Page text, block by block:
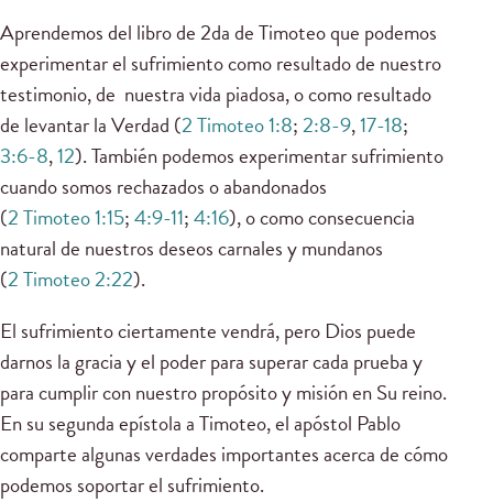
Aprendemos del libro de 2da de Timoteo que podemos
experimentar el sufrimiento como resultado de nuestro
testimonio, de nuestra vida piadosa, o como resultado
de levantar la Verdad (2 Timoteo 1:8;2:8-9,17-18;
3:6-8,12). También podemos experimentar sufrimiento
cuando somos rechazados o abandonados
(2 Timoteo 1:15;4:9-11;4:16), o como consecuencia
natural de nuestros deseos carnales y mundanos
(2 Timoteo 2:22).
El sufrimiento ciertamente vendrá, pero Dios puede
darnos la gracia y el poder para superar cada prueba y
para cumplir con nuestro propósito y misión en Su reino.
En su segunda epístola a Timoteo, el apóstol Pablo
comparte algunas verdades importantes acerca de cómo
podemos soportar el sufrimiento.